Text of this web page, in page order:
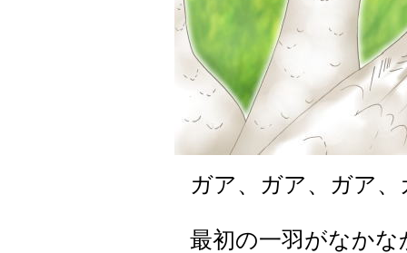
ガア、ガア、ガア、
最初の一羽がなかな